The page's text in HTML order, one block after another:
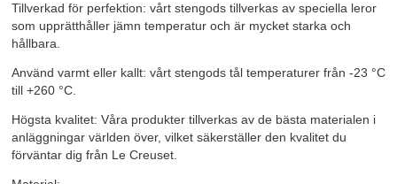
Tillverkad för perfektion: vårt stengods tillverkas av speciella leror
som upprätthåller jämn temperatur och är mycket starka och
hållbara.
Använd varmt eller kallt: vårt stengods tål temperaturer från -23 °C
till +260 °C.
Högsta kvalitet: Våra produkter tillverkas av de bästa materialen i
anläggningar världen över, vilket säkerställer den kvalitet du
förväntar dig från Le Creuset.